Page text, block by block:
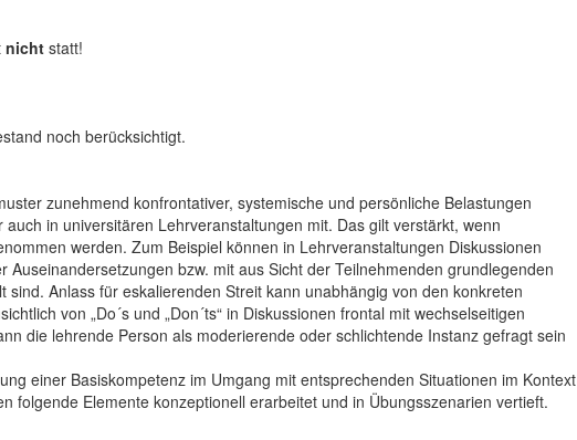
nicht statt!
noch berücksichtigt.
zunehmend konfrontativer, systemische und persönliche Belastungen
in universitären Lehrveranstaltungen mit. Das gilt verstärkt, wenn
werden. Zum Beispiel können in Lehrveranstaltungen Diskussionen
Auseinandersetzungen bzw. mit aus Sicht der Teilnehmenden grundlegenden
Anlass für eskalierenden Streit kann unabhängig von den konkreten
von „Do´s und „Don´ts“ in Diskussionen frontal mit wechselseitigen
die lehrende Person als moderierende oder schlichtende Instanz gefragt sein
einer Basiskompetenz im Umgang mit entsprechenden Situationen im Kontext
folgende Elemente konzeptionell erarbeitet und in Übungsszenarien vertieft.